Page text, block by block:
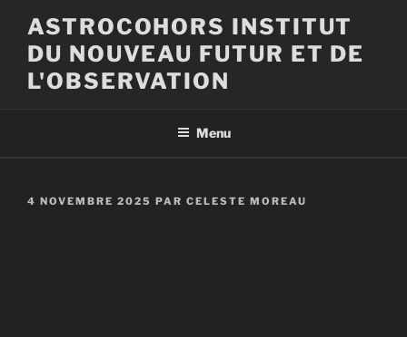
contenu
principal
ASTROCOHORS INSTITUT
DU NOUVEAU FUTUR ET DE
L'OBSERVATION
Menu
PUBLIÉ
4 NOVEMBRE 2025 PAR CELESTE MOREAU